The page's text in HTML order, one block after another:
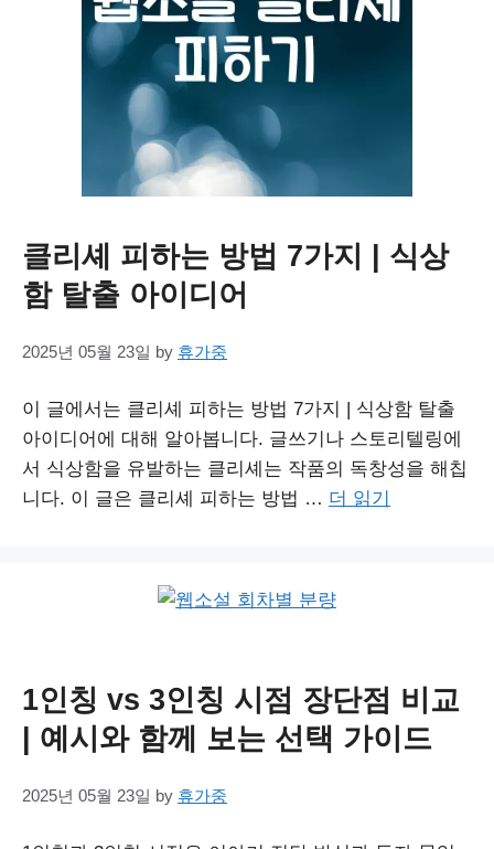
클리셰 피하는 방법 7가지 | 식상
함 탈출 아이디어
2025년 05월 23일 by 휴가중
이 글에서는 클리셰 피하는 방법 7가지 | 식상함 탈출
아이디어에 대해 알아봅니다. 글쓰기나 스토리텔링에
서 식상함을 유발하는 클리셰는 작품의 독창성을 해칩
니다. 이 글은 클리셰 피하는 방법 … 더 읽기
1인칭 vs 3인칭 시점 장단점 비교
| 예시와 함께 보는 선택 가이드
2025년 05월 23일 by 휴가중